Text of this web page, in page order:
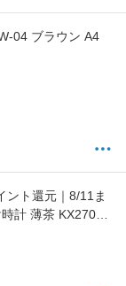
04 ブラウン A4
ント還元｜8/11ま
計 薄茶 KX270B